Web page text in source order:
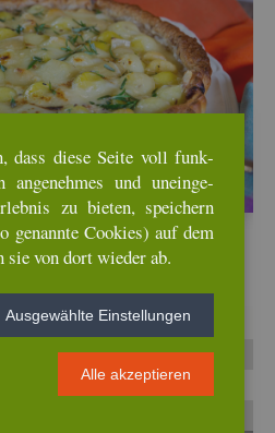
Tim Raue – Re­zep­te aus der Bras­se­rie
dass diese Seite voll funk­
und un­ein­ge­
zu bie­ten, spei­chern
ge­nann­te Coo­kies) auf dem
sie von dort wie­der ab.
Aus­ge­wähl­te Ein­stel­lun­gen
Alle ak­zep­tie­ren